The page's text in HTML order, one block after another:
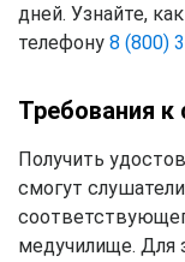
дней. Узнайте,
телефону 8 (800)
Требования
Получить
смогут
медучилище. Для